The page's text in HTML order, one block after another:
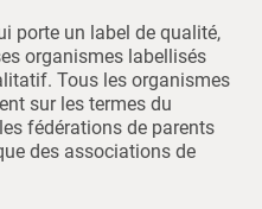
porte un label de qualité,
organismes labellisés
Tous les organismes
sur les termes du
fédérations de parents
des associations de